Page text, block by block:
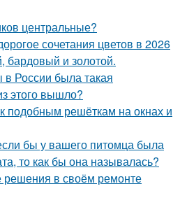
центральные?
сочетания цветов в 2026
бардовый и золотой.
в России была такая
этого вышло?
подобным решёткам на окнах и
бы у вашего питомца была
то как бы она называлась?
в своём ремонте